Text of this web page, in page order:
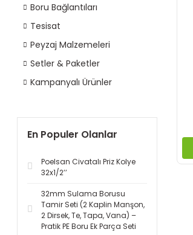
Boru Bağlantıları
Tesisat
Peyzaj Malzemeleri
Setler & Paketler
Kampanyalı Ürünler
En Populer Olanlar
Poelsan Civatalı Priz Kolye
32x1/2’’
32mm Sulama Borusu
Tamir Seti (2 Kaplin Manşon,
2 Dirsek, Te, Tapa, Vana) –
Pratik PE Boru Ek Parça Seti